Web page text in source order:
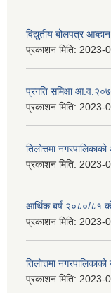
विद्युतीय बोलपत्र
प्रकाशन मिति: 2023-
प्रगति समिक्षा
प्रकाशन मिति: 2023-
तिलोत्तमा
प्रकाशन मिति: 2023-
आर्थिक बर्ष २०८०/८१
प्रकाशन मिति: 2023-
तिलोत्तमा
प्रकाशन मिति: 2023-